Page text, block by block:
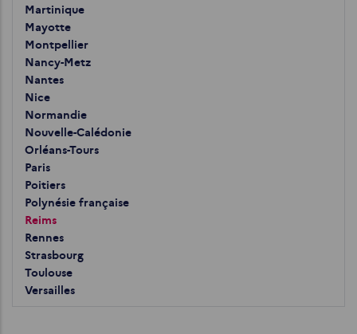
Martinique
Mayotte
Montpellier
Nancy-Metz
Nantes
Nice
Normandie
Nouvelle-Calédonie
Orléans-Tours
Paris
Poitiers
Polynésie française
Reims
Rennes
Strasbourg
Toulouse
Versailles